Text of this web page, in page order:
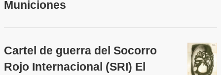
Municiones
Cartel de guerra del Socorro
Rojo Internacional (SRI) El